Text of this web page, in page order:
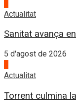
Actualitat
Sanitat avança
5 d'agost de 2026
Actualitat
Torrent culmina